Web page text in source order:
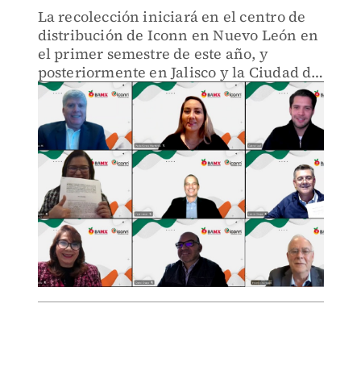
La recolección iniciará en el centro de
distribución de Iconn en Nuevo León en
el primer semestre de este año, y
posteriormente en Jalisco y la Ciudad de
México.